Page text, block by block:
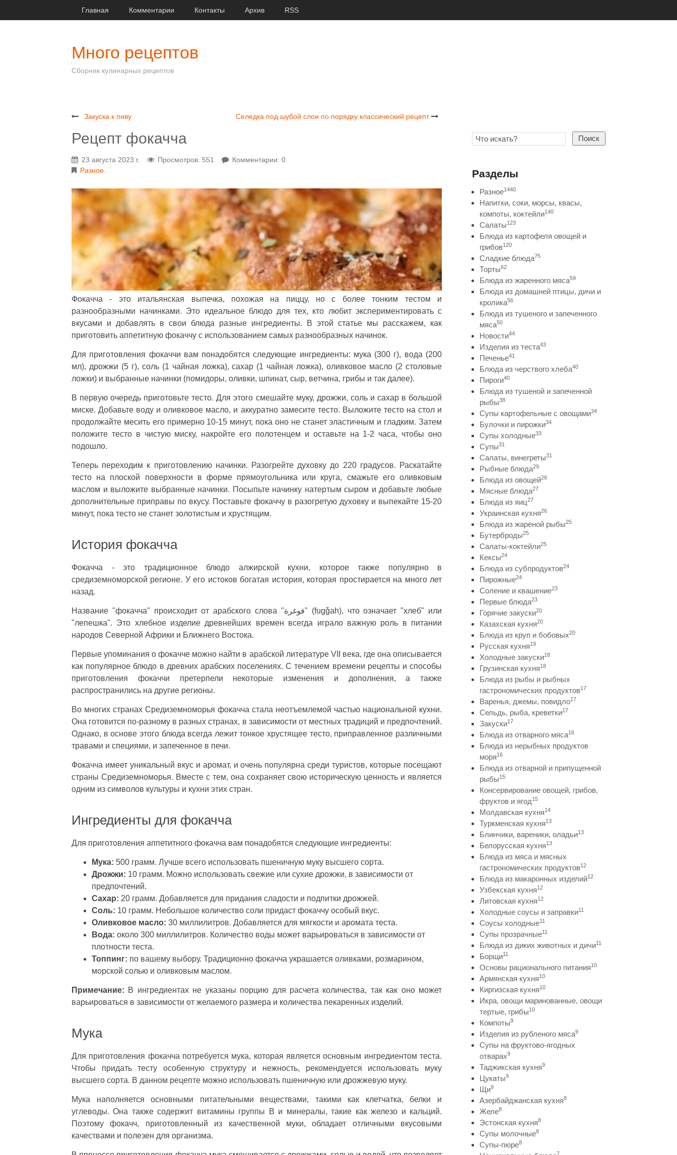
Главная Комментарии Контакты Архив RSS
Много рецептов
Сборник кулинарных рецептов
Закуска к пиву Селедка под шубой слои по порядку классический рецепт
Рецепт фокачча
23 августа 2023 г. Просмотров: 551
Комментарии: 0
Разное
Фокачча - это итальянская выпечка, похожая на пиццу, но с более тонким тестом и
разнообразными начинками. Это идеальное блюдо для тех, кто любит экспериментировать с
вкусами и добавлять в свои блюда разные ингредиенты. В этой статье мы расскажем, как
приготовить аппетитную фокаччу с использованием самых разнообразных начинок.
Для приготовления фокаччи вам понадобятся следующие ингредиенты: мука (300 г), вода (200
мл), дрожжи (5 г), соль (1 чайная ложка), сахар (1 чайная ложка), оливковое масло (2 столовые
ложки) и выбранные начинки (помидоры, оливки, шпинат, сыр, ветчина, грибы и так далее).
В первую очередь приготовьте тесто. Для этого смешайте муку, дрожжи, соль и сахар в большой
миске. Добавьте воду и оливковое масло, и аккуратно замесите тесто. Выложите тесто на стол и
продолжайте месить его примерно 10-15 минут, пока оно не станет эластичным и гладким. Затем
положите тесто в чистую миску, накройте его полотенцем и оставьте на 1-2 часа, чтобы оно
подошло.
Теперь переходим к приготовлению начинки. Разогрейте духовку до 220 градусов. Раскатайте
тесто на плоской поверхности в форме прямоугольника или круга, смажьте его оливковым
маслом и выложите выбранные начинки. Посыпьте начинку натертым сыром и добавьте любые
дополнительные приправы по вкусу. Поставьте фокаччу в разогретую духовку и выпекайте 15-20
минут, пока тесто не станет золотистым и хрустящим.
История фокачча
Фокачча - это традиционное блюдо алжирской кухни, которое также популярно в
средиземноморской регионе. У его истоков богатая история, которая простирается на много лет
назад.
Название "фокачча" происходит от арабского слова "فوغرة" (fugǧah), что означает "хлеб" или
"лепешка". Это хлебное изделие древнейших времен всегда играло важную роль в питании
народов Северной Африки и Ближнего Востока.
Первые упоминания о фокачче можно найти в арабской литературе VII века, где она описывается
как популярное блюдо в древних арабских поселениях. С течением времени рецепты и способы
приготовления фокаччи претерпели некоторые изменения и дополнения, а также
распространились на другие регионы.
Во многих странах Средиземноморья фокачча стала неотъемлемой частью национальной кухни.
Она готовится по-разному в разных странах, в зависимости от местных традиций и предпочтений.
Однако, в основе этого блюда всегда лежит тонкое хрустящее тесто, приправленное различными
травами и специями, и запеченное в печи.
Фокачча имеет уникальный вкус и аромат, и очень популярна среди туристов, которые посещают
страны Средиземноморья. Вместе с тем, она сохраняет свою историческую ценность и является
одним из символов культуры и кухни этих стран.
Ингредиенты для фокачча
Для приготовления аппетитного фокачча вам понадобятся следующие ингредиенты:
Мука: 500 грамм. Лучше всего использовать пшеничную муку высшего сорта.
Дрожжи: 10 грамм. Можно использовать свежие или сухие дрожжи, в зависимости от
предпочтений.
Сахар: 20 грамм. Добавляется для придания сладости и подпитки дрожжей.
Соль: 10 грамм. Небольшое количество соли придаст фокаччу особый вкус.
Оливковое масло: 30 миллилитров. Добавляется для мягкости и аромата теста.
Вода: около 300 миллилитров. Количество воды может варьироваться в зависимости от
плотности теста.
Топпинг: по вашему выбору. Традиционно фокачча украшается оливками, розмарином,
морской солью и оливковым маслом.
Примечание: В ингредиентах не указаны порцию для расчета количества, так как оно может
варьироваться в зависимости от желаемого размера и количества пекаренных изделий.
Мука
Для приготовления фокачча потребуется мука, которая является основным ингредиентом теста.
Чтобы придать тесту особенную структуру и нежность, рекомендуется использовать муку
высшего сорта. В данном рецепте можно использовать пшеничную или дрожжевую муку.
Мука наполняется основными питательными веществами, такими как клетчатка, белки и
углеводы. Она также содержит витамины группы В и минералы, такие как железо и кальций.
Поэтому фокачч, приготовленный из качественной муки, обладает отличными вкусовыми
качествами и полезен для организма.
Поиск
Разделы
Разное1440
Напитки, соки, морсы, квасы,
компоты, коктейли140
Салаты123
Блюда из картофеля овощей и
грибов120
Сладкие блюда75
Торты62
Блюда из жаренного мяса59
Блюда из домашней птицы, дичи и
кролика56
Блюда из тушеного и запеченного
мяса50
Новости44
Изделия из теста43
Печенье41
Блюда из черствого хлеба40
Пироги40
Блюда из тушеной и запеченной
рыбы38
Супы картофельные с овощами34
Булочки и пирожки34
Супы холодные33
Супы31
Салаты, винегреты31
Рыбные блюда29
Блюда из овощей28
Мясные блюда27
Блюда из яиц27
Украинская кухня26
Блюда из жареной рыбы25
Бутерброды25
Салаты-коктейли25
Кексы24
Блюда из субпродуктов24
Пирожные24
Соление и квашение23
Первые блюда23
Горячие закуски20
Казахская кухня20
Блюда из круп и бобовых20
Русская кухня19
Холодные закуски18
Грузинская кухня18
Блюда из рыбы и рыбных
гастрономических продуктов17
Варенья, джемы, повидло17
Сельдь, рыба, креветки17
Закуски17
Блюда из отварного мяса16
Блюда из нерыбных продуктов
моря16
Блюда из отварной и припущенной
рыбы15
Консервирование овощей, грибов,
фруктов и ягод15
Молдавская кухня14
Туркменская кухня13
Блинчики, вареники, оладьи13
Белорусская кухня13
Блюда из мяса и мясных
гастрономических продуктов12
Блюда из макаронных изделий12
Узбекская кухня12
Литовская кухня12
Холодные соусы и заправки11
Соусы холодные11
Супы прозрачные11
Блюда из диких животных и дичи11
Борщи11
Основы рационального питания10
Армянская кухня10
Киргизская кухня10
Икра, овощи маринованные, овощи
тертые, грибы10
Компоты9
Изделия из рубленого мяса9
Супы на фруктово-ягодных
отварах9
Таджикская кухня9
Цукаты9
Щи9
Азербайджанская кухня8
Желе8
Эстонская кухня8
Супы молочные8
Супы-пюре8
7